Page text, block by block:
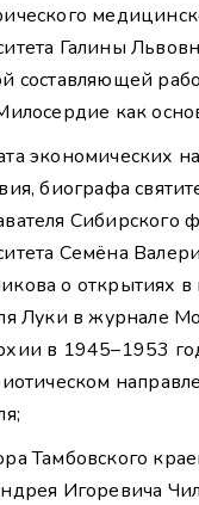
Галины
составляющей
как
экономических
биографа
Сибирского
Семёна
о открытиях в
Луки в журнале
в 1945–1953
Тамбовского
Игоревича